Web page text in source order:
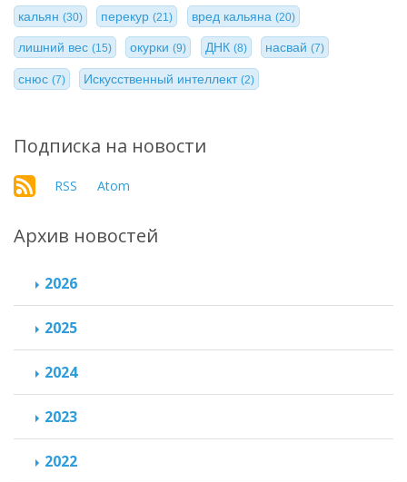
кальян (30) перекур(21) вред кальяна (20)
лишний вес (15) окурки(9) ДНК (8) насвай(7)
снюс (7) Искусственный интеллект(2)
Подписка на новости
RSS Atom
Архив новостей
2026
2025
2024
2023
2022